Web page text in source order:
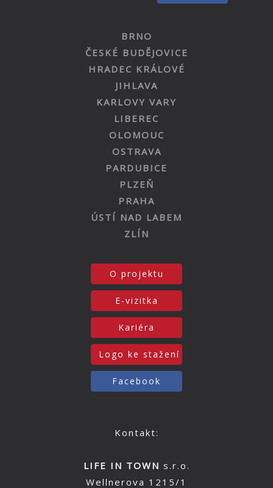
BRNO
ČESKÉ BUDĚJOVICE
HRADEC KRÁLOVÉ
JIHLAVA
KARLOVY VARY
LIBEREC
OLOMOUC
OSTRAVA
PARDUBICE
PLZEŇ
PRAHA
ÚSTÍ NAD LABEM
ZLÍN
O projektu
E-vizitka
Kariéra
Logo ke stažení
Facebook
Kontakt:
LIFE IN TOWN s.r.o.
Wellnerova 1215/1